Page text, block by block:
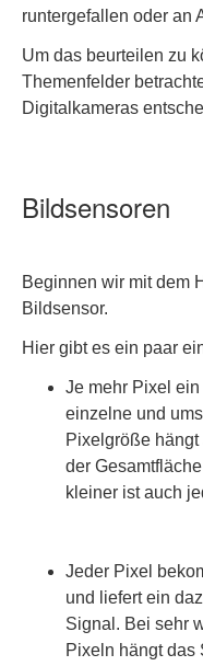
runtergefallen oder an
Um das beurteilen zu
Themenfelder
Digitalkameras
Bildsensoren
Beginnen wir mit dem
Bildsensor.
Hier gibt es ein paar
Je mehr Pixel
einzelne und
Pixelgröße
der
kleiner ist auch
Jeder Pixel
und liefert ein
Signal. Bei sehr
Pixeln hängt das